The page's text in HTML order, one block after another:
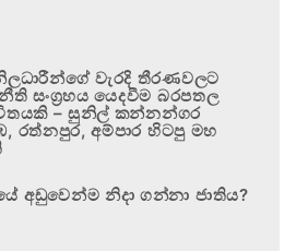
වැරදි තීරණවලට
සංග්‍රහය යෙදවීම බරපතල
– සුනිල් කන්නන්ගර
රත්නපුර, අම්පාර හිටපු මහ
අඩුවෙන්ම නිදා ගන්නා ජාතිය?